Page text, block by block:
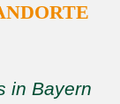
in Bayern